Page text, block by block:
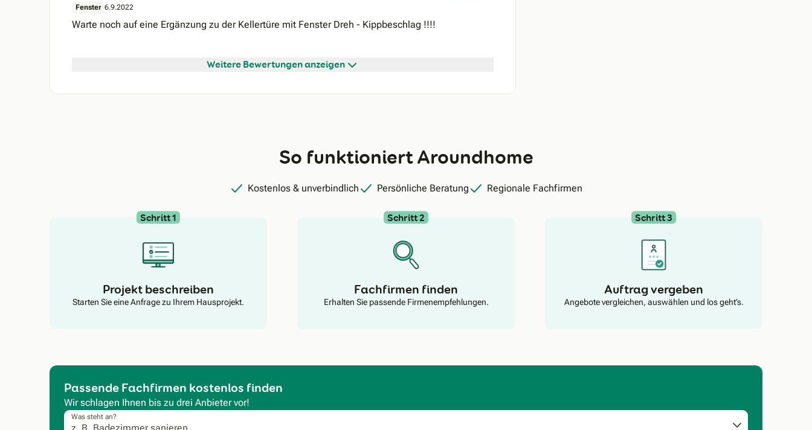
Fenster 6.9.2022
Warte noch auf eine Ergänzung zu der Kellertüre mit Fenster Dreh - Kippbeschlag !!!!
Weitere Bewertungen anzeigen
So funktioniert Aroundhome
Kostenlos & unverbindlich Persönliche Beratung Regionale Fachfirmen
Schritt 1
Projekt beschreiben
Starten Sie eine Anfrage zu Ihrem Hausprojekt.
Schritt 2
Fachfirmen finden
Erhalten Sie passende Firmenempfehlungen.
Schritt 3
Auftrag vergeben
Angebote vergleichen, auswählen und los geht’s.
Passende Fachfirmen kostenlos finden
Wir schlagen Ihnen bis zu drei Anbieter vor!
Was steht an?